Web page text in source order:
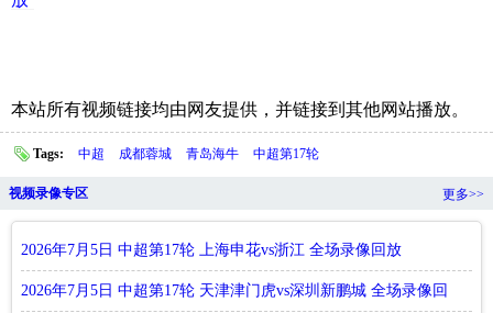
本站所有视频链接均由网友提供，并链接到其他网站播放。
Tags: 中超 成都蓉城 青岛海牛 中超第17轮
视频录像专区 更多>>
2026年7月5日 中超第17轮 上海申花vs浙江 全场录像回放
2026年7月5日 中超第17轮 天津津门虎vs深圳新鹏城 全场录像回